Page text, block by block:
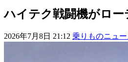
ハイテク戦闘機がロ
2026年7月8日 21:12 乗りものニュー